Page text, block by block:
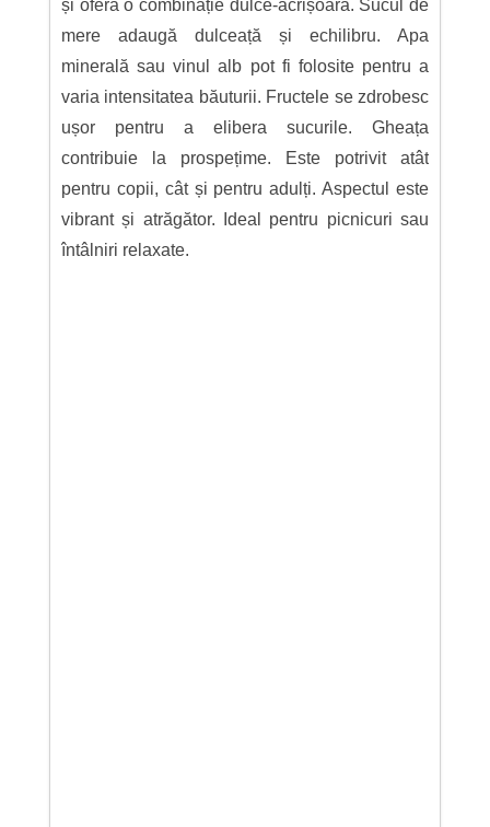
și oferă o combinație dulce-acrișoară. Sucul de
mere adaugă dulceață și echilibru. Apa
minerală sau vinul alb pot fi folosite pentru a
varia intensitatea băuturii. Fructele se zdrobesc
ușor pentru a elibera sucurile. Gheața
contribuie la prospețime. Este potrivit atât
pentru copii, cât și pentru adulți. Aspectul este
vibrant și atrăgător. Ideal pentru picnicuri sau
întâlniri relaxate.